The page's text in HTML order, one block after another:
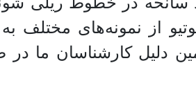
کارشناسان ما در